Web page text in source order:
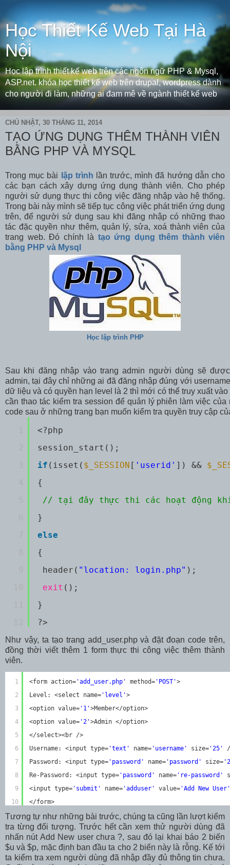
Học Thiết Kế Web Tại Hà
Nội
Học lập trình thiết kế web trên các ngôn ngữ PHP & Mysql,
ASP.net. khóa học thiết kế web trên drupal, wordpress dành
cho người đi làm, những ai đam mê về ngành thiết kế web
CHỦ NHẬT, 30 THÁNG 11, 2014
TẠO ỨNG DỤNG THÊM THÀNH VIÊN
BẰNG PHP VÀ MYSQL
Trong mục bài lập trình lần trước, mình đã hướng dẫn cho
các bạn cách xây dựng ứng dụng thành viên. Cho phép
người sử dụng thực thi công việc đăng nhập vào hệ thống.
Trong bài này mình sẽ tiếp tục công việc phát triển ứng dụng
trên, để người sử dụng sau khi đăng nhập có những thao
tác đặc quyền như thêm, quản lý, sửa, xoá thành viên của
trang web. Đó chính là tạo ứng dụng thêm thành viên
bằng PHP và Mysql
Học lập trình PHP
Sau khi đăng nhập vào trang admin người dùng sẽ
admin, tại đây chỉ những ai đã đăng nhập đúng với
dữ liệu và có quyền hạn level là 2 thì mới có thể truy xuất
cần thao tác kiểm tra session để quản lý phiên làm việc
code sau ở những trang bạn muốn kiểm tra quyền truy cập
<?php
session_start();
if (isset( $_SESSION [ 'userid' ]) &&
{
// tại đây thực thi các hoạt động khi
}
else
{
header( "location: login.php" );
exit ();
}
?>
Như vậy, ta tạo trang add_user.php và đặt đoạn code trên,
đồng thời viết thêm 1 form thực thi công việc thêm thành
viên.
1
2
3
4
5
6
7
8
9
10
<form action= 'add_user.php' method= 'POST'>
Level: <select name= 'level'>
<option value= '1'>Member</option>
<option value= '2'>Admin </option>
</select><br />
Username: <input type= 'text' name= 'username' size= '25'
Password: <input type= 'password' name= 'password' size=
Re-Password: <input type= 'password' name= 're-password'
<input type= 'submit' name= 'adduser' value= 'Add New User'
</form>
Tương tự như những bài trước, chúng ta cũng lần lượt kiểm
tra từng đối tượng. Trước hết cần xem thử người dùng đã
nhấn nút Add New user chưa ?, sau đó lại khai báo 2 biến
$u và $p, mặc định ban đầu ta cho 2 biến này là rỗng. Kế tới
ta kiểm tra xem người dùng đã nhập đầy đủ thông tin chưa.